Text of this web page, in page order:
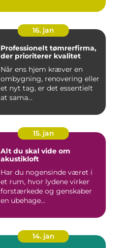
16. jan
Professionelt tømrerfirma,
der prioriterer kvalitet
Når ens hjem kræver en
ombygning, renovering eller
et nyt tag, er det essentielt
at sama...
15. jan
Alt du skal vide om
akustikloft
Har du nogensinde været i
et rum, hvor lydene virker
forstærkede og genskaber
en ubehage...
14. jan